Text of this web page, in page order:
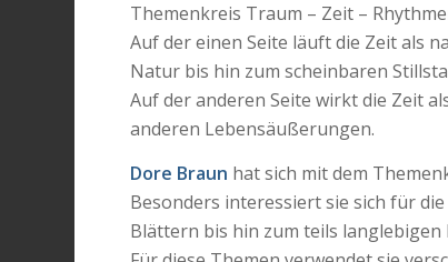
Themenkreis Traum – Zeit –
Auf der einen Seite läuft die Zeit als
Natur bis hin zum scheinbaren
Auf der anderen Seite wirkt die Zeit
anderen Lebensäußerungen.
Dore Braun hat sich mit dem
Besonders interessiert sie sich für
Blättern bis hin zum teils langlebigen